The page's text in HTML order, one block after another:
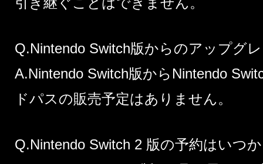
Q.Nintendo Switch版からのアップグ
A.Nintendo Switch版からNintendo
ドパスの販売予定はありません。
Q.Nintendo Switch 2 版の予約はいつ